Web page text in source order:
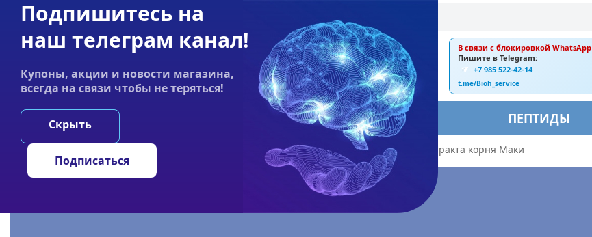
Акции Оплата Статьи
График работы:
Пн-пт 9:00–19:00
E-mail:
ankebiorus@gmail.com
В связи с блокировкой WhatsApp
Пишите в Telegram:
+7 985 522-42-14
t.me/Bioh_service
НООТРОПЫ ГРИБЫ ПЕПТИДЫ
Главная Мака Перуанская: что такое Maca, инструкция по применению экстракта корня Маки
Подпишитесь на
наш телеграм канал!
Купоны, акции и новости магазина,
всегда на связи чтобы не теряться!
Скрыть
Подписаться